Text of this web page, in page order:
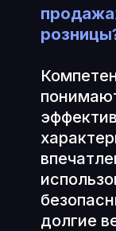
долгие